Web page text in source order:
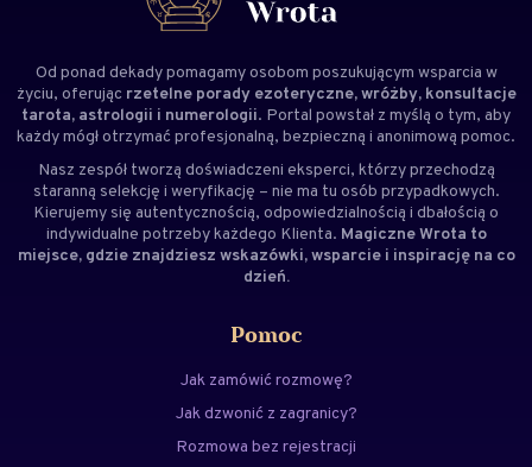
Od ponad dekady pomagamy osobom poszukującym wsparcia w
życiu, oferując rzetelne porady ezoteryczne, wróżby, konsultacje
tarota, astrologii i numerologii. Portal powstał z myślą o tym, aby
każdy mógł otrzymać profesjonalną, bezpieczną i anonimową pomoc.
Nasz zespół tworzą doświadczeni eksperci, którzy przechodzą
staranną selekcję i weryfikację – nie ma tu osób przypadkowych.
Kierujemy się autentycznością, odpowiedzialnością i dbałością o
indywidualne potrzeby każdego Klienta. Magiczne Wrota to
miejsce, gdzie znajdziesz wskazówki, wsparcie i inspirację na co
dzień.
Pomoc
Jak zamówić rozmowę?
Jak dzwonić z zagranicy?
Rozmowa bez rejestracji